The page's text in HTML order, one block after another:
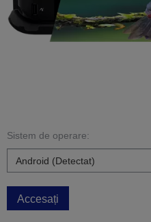
Sistem de operare:
Accesați